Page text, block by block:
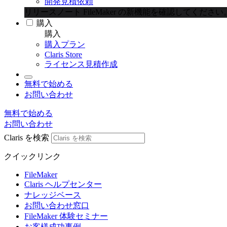
リリースノート
FileMaker の新機能を確認してください。
購入
購入
購入プラン
Claris Store
ライセンス見積作成
無料で始める
お問い合わせ
無料で始める
お問い合わせ
Claris を検索
クイックリンク
FileMaker
Claris ヘルプセンター
ナレッジベース
お問い合わせ窓口
FileMaker 体験セミナー